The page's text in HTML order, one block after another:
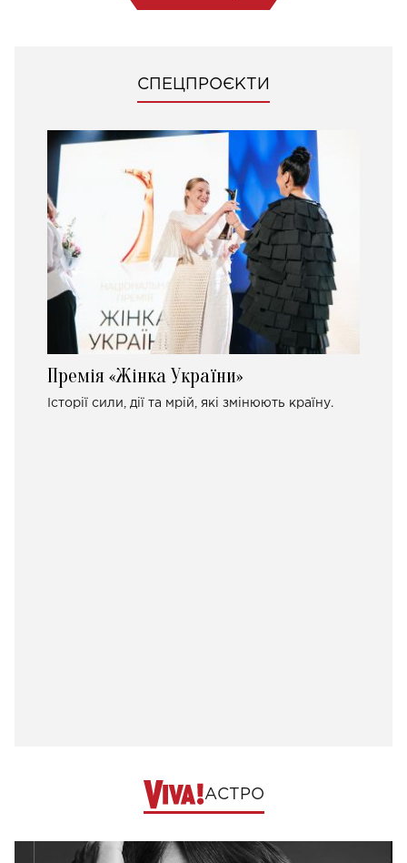
СПЕЦПРОЄКТИ
Премія «Жінка України»
Історії сили, дії та мрій, які змінюють країну.
АСТРО